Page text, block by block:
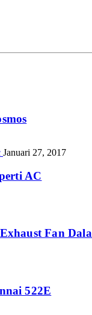
Januari 27, 2017
AC
Fan
522E